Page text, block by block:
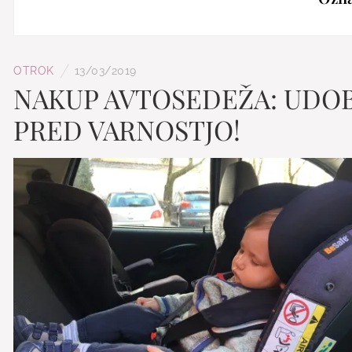
OTROK 13/03/2019
NAKUP AVTOSEDEŽA:
PRED VARNOSTJO!